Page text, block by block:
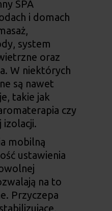
SPA
i domach
system
oraz
W niektórych
są nawet
takie jak
czy
izolacji.
mobilną
ustawienia
na to
Przyczepa